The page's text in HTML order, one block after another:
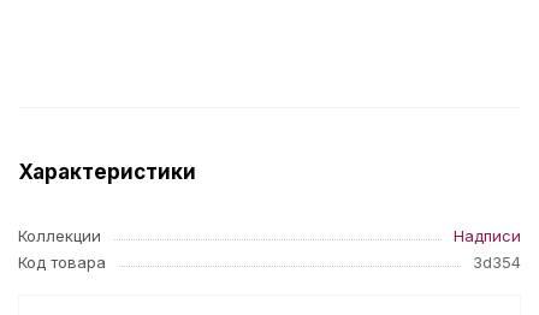
Характеристики
Коллекции
Надписи
Код товара
3d354